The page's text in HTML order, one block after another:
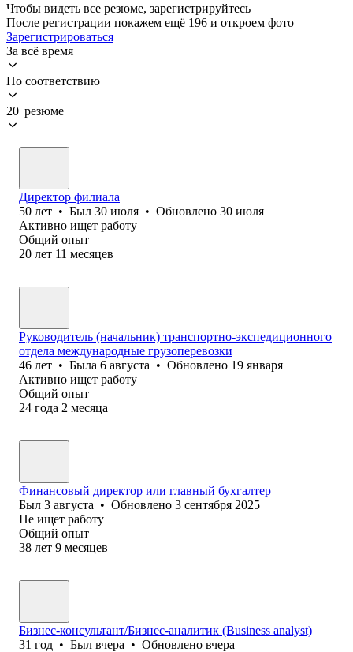
Чтобы видеть все резюме, зарегистрируйтесь
После регистрации покажем ещё 196 и откроем фото
Зарегистрироваться
За всё время
По соответствию
20 резюме
Директор филиала
50 лет • Был 30 июля • Обновлено 30 июля
Активно ищет работу
Общий опыт
20 лет 11 месяцев
Руководитель (начальник) транспортно-экспедиционного
отдела международные грузоперевозки
46 лет • Была 6 августа • Обновлено 19 января
Активно ищет работу
Общий опыт
24 года 2 месяца
Финансовый директор или главный бухгалтер
Был 3 августа • Обновлено 3 сентября 2025
Не ищет работу
Общий опыт
38 лет 9 месяцев
Бизнес-консультант/Бизнес-аналитик (Business analyst)
31 год • Был вчера • Обновлено вчера